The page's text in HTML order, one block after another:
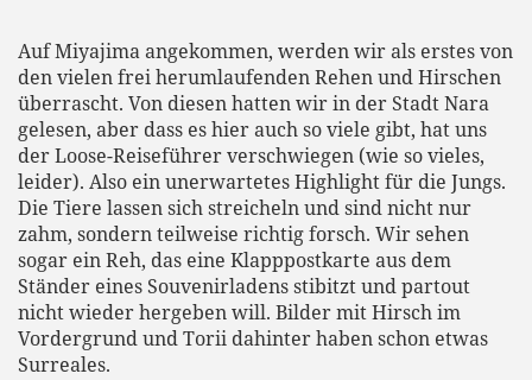
Auf Miyajima angekommen, werden wir als erstes von
den vielen frei herumlaufenden Rehen und Hirschen
überrascht. Von diesen hatten wir in der Stadt Nara
gelesen, aber dass es hier auch so viele gibt, hat uns
der Loose-Reiseführer verschwiegen (wie so vieles,
leider). Also ein unerwartetes Highlight für die Jungs.
Die Tiere lassen sich streicheln und sind nicht nur
zahm, sondern teilweise richtig forsch. Wir sehen
sogar ein Reh, das eine Klapppostkarte aus dem
Ständer eines Souvenirladens stibitzt und partout
nicht wieder hergeben will. Bilder mit Hirsch im
Vordergrund und Torii dahinter haben schon etwas
Surreales.